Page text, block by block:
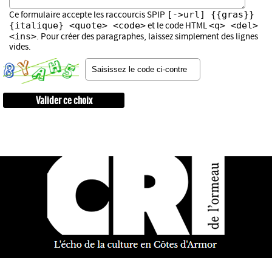
Ce formulaire accepte les raccourcis SPIP [->url] {{gras}}
{italique} <quote> <code>et le code HTML<q> <del>
<ins>. Pour créer des paragraphes, laissez simplement des lignes
vides.